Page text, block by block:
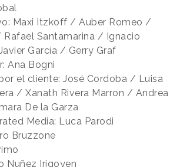
Maxi Itzkoff / Auber Romeo /
Rafael Santamarina / Ignacio
García / Gerry Graf
Ana Bogni
el cliente: José Cordoba / Luisa
/ Xanath Rivera Marron / Andrea
De la Garza
Media: Luca Parodi
Bruzzone
Nuñez Irigoyen